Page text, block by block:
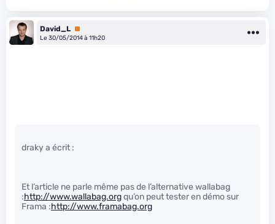
David_L Premium
Le 30/05/2014 à 11h20
draky a écrit :
Et l’article ne parle même pas de l’alternative wallabag
:http://www.wallabag.orgqu’on peut tester en démo sur
Frama :http://www.framabag.org